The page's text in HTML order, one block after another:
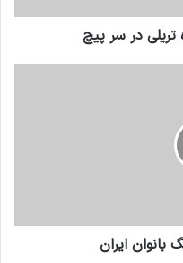
تریلی در سر پیچ
ایران